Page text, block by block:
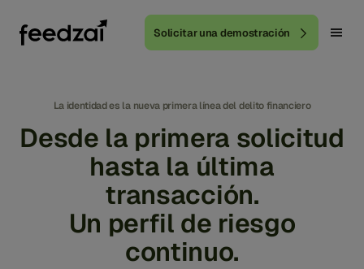
Solicitar una demostración
La identidad es la nueva primera línea del delito financiero
Desde la primera solicitud
hasta la última
transacción.
Un perfil de riesgo
continuo.